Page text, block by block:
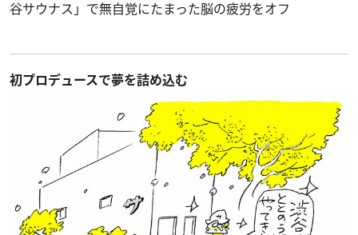
谷サウナス」で無自覚にたまった脳の疲労をオフ
初プロデュースで夢を詰め込む